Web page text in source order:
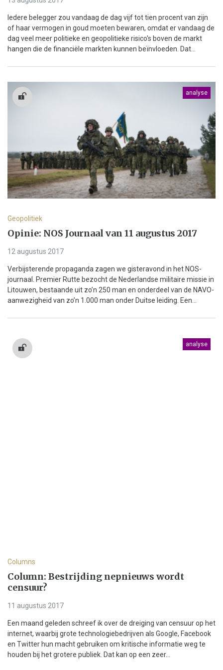
Iedere belegger zou vandaag de dag vijf tot tien procent van zijn
of haar vermogen in goud moeten bewaren, omdat er vandaag de
dag veel meer politieke en geopolitieke risico's boven de markt
hangen die de financiële markten kunnen beïnvloeden. Dat...
analyse
Geopolitiek
Opinie: NOS Journaal van 11 augustus 2017
12 augustus 2017
Verbijsterende propaganda zagen we gisteravond in het NOS-
journaal. Premier Rutte bezocht de Nederlandse militaire missie in
Litouwen, bestaande uit zo’n 250 man en onderdeel van de NAVO-
aanwezigheid van zo’n 1.000 man onder Duitse leiding. Een...
analyse
Columns
Column: Bestrijding nepnieuws wordt
censuur?
11 augustus 2017
Een maand geleden schreef ik over de dreiging van censuur op het
internet, waarbij grote technologiebedrijven als Google, Facebook
en Twitter hun macht gebruiken om kritische informatie weg te
houden bij het grotere publiek. Dat kan op een zeer...